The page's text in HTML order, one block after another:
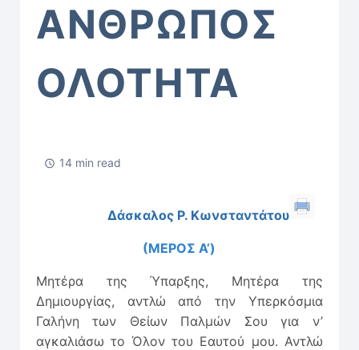
ΑΝΘΡΩΠΟΣ
ΟΛΟΤΗΤΑ
14 min read
Δάσκαλος Ρ. Κωνσταντάτου
(ΜΕΡΟΣ Α’)
Μητέρα της Ύπαρξης, Μητέρα της
Δημιουργίας, αντλώ από την Υπερκόσμια
Γαλήνη των Θείων Παλμών Σου για ν’
αγκαλιάσω το Όλον του Εαυτού μου. Αντλώ